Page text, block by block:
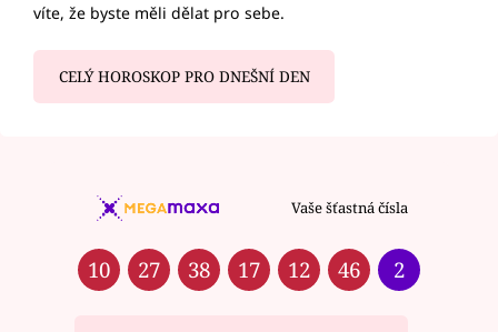
víte, že byste měli dělat pro sebe.
CELÝ HOROSKOP PRO DNEŠNÍ DEN
Vaše šťastná čísla
10 27 38 17 12 46 2